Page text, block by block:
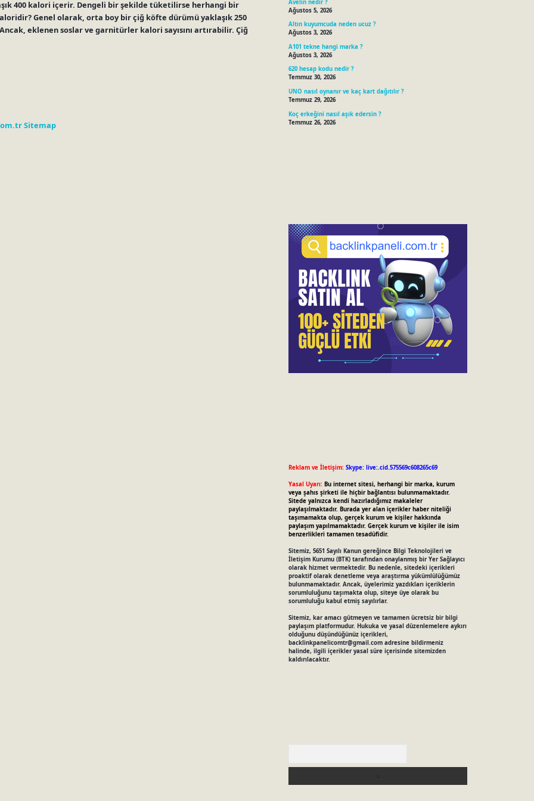
400 kalori içerir. Dengeli bir şekilde tüketilirse herhangi bir
Genel olarak, orta boy bir çiğ köfte dürümü yaklaşık 250
eklenen soslar ve garnitürler kalori sayısını artırabilir. Çiğ
Sitemap
Avelin nedir ?
Ağustos 5, 2026
Altın kuyumcuda neden ucuz ?
Ağustos 3, 2026
A101 tekne hangi marka ?
Ağustos 3, 2026
620 hesap kodu nedir ?
Temmuz 30, 2026
UNO nasıl oynanır ve kaç kart dağıtılır ?
Temmuz 29, 2026
Koç erkeğini nasıl aşık edersin ?
Temmuz 26, 2026
Reklam ve İletişim: Skype: live:.cid.575569c608265c69
Yasal Uyarı: Bu internet sitesi, herhangi bir marka, kurum
veya şahıs şirketi ile hiçbir bağlantısı bulunmamaktadır.
Sitede yalnızca kendi hazırladığımız makaleler
paylaşılmaktadır. Burada yer alan içerikler haber niteliği
taşımamakta olup, gerçek kurum ve kişiler hakkında
paylaşım yapılmamaktadır. Gerçek kurum ve kişiler ile isim
benzerlikleri tamamen tesadüfidir.
Sitemiz, 5651 Sayılı Kanun gereğince Bilgi Teknolojileri ve
İletişim Kurumu (BTK) tarafından onaylanmış bir Yer Sağlayıcı
olarak hizmet vermektedir. Bu nedenle, sitedeki içerikleri
proaktif olarak denetleme veya araştırma yükümlülüğümüz
bulunmamaktadır. Ancak, üyelerimiz yazdıkları içeriklerin
sorumluluğunu taşımakta olup, siteye üye olarak bu
sorumluluğu kabul etmiş sayılırlar.
Sitemiz, kar amacı gütmeyen ve tamamen ücretsiz bir bilgi
paylaşım platformudur. Hukuka ve yasal düzenlemelere aykırı
olduğunu düşündüğünüz içerikleri,
backlinkpanelicomtr@gmail.comadresine bildirmeniz
halinde, ilgili içerikler yasal süre içerisinde sitemizden
kaldırılacaktır.